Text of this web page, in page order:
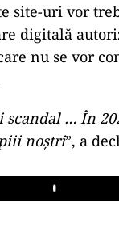
site-uri vor
digitală
nu se vor
scandal … În
noștri”, a
Play